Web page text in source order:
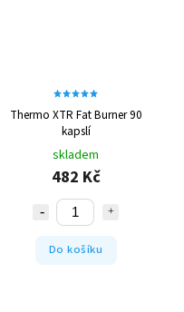
Thermo XTR Fat Burner 90
kapslí
skladem
482 Kč
Do košíku